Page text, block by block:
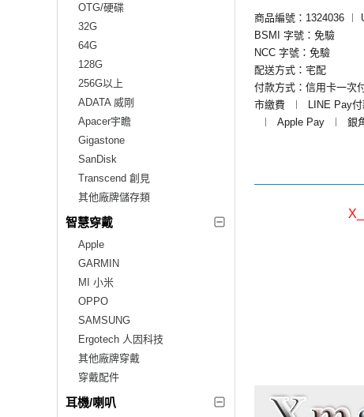
OTG/硬碟
32G
64G
128G
256G以上
ADATA 威剛
Apacer宇瞻
Gigastone
SanDisk
Transcend 創見
其他廠牌儲存類
智慧穿戴
Apple
GARMIN
MI 小米
OPPO
SAMSUNG
Ergotech 人因科技
其他廠牌穿戴
穿戴配件
耳機/喇叭
商品編號：1324036 ︱
BSMI 字號：免驗
NCC 字號：免驗
配送方式：宅配
付款方式：信用卡一次
市繳費
︱ LINE Pay
︱
Apple Pay ︱ 銀